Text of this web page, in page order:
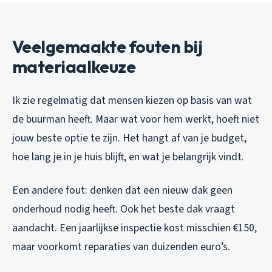
Veelgemaakte fouten bij
materiaalkeuze
Ik zie regelmatig dat mensen kiezen op basis van wat
de buurman heeft. Maar wat voor hem werkt, hoeft niet
jouw beste optie te zijn. Het hangt af van je budget,
hoe lang je in je huis blijft, en wat je belangrijk vindt.
Een andere fout: denken dat een nieuw dak geen
onderhoud nodig heeft. Ook het beste dak vraagt
aandacht. Een jaarlijkse inspectie kost misschien €150,
maar voorkomt reparaties van duizenden euro’s.